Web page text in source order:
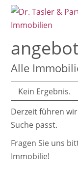
SkipOpen
mobile
menu
Close
mobile
menu
angebot
Alle
Kein Ergebnis.
Derzeit führen
Suche passt.
Fragen Sie uns
Immobilie!